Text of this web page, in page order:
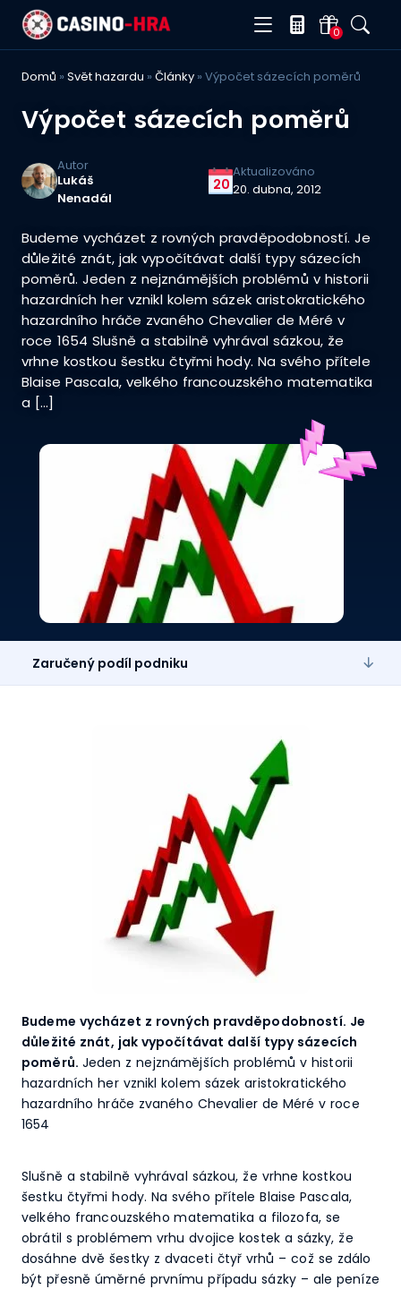
0
Domů » Svět hazardu » Články » Výpočet sázecích poměrů
Výpočet sázecích poměrů
Autor
Lukáš
Nenadál
20
Aktualizováno
20. dubna, 2012
Budeme vycházet z rovných pravděpodobností. Je
důležité znát, jak vypočítávat další typy sázecích
poměrů. Jeden z nejznámějších problémů v historii
hazardních her vznikl kolem sázek aristokratického
hazardního hráče zvaného Chevalier de Méré v
roce 1654 Slušně a stabilně vyhrával sázkou, že
vrhne kostkou šestku čtyřmi hody. Na svého přítele
Blaise Pascala, velkého francouzského matematika
a […]
Zaručený podíl podniku
Budeme vycházet z rovných pravděpodobností. Je
důležité znát, jak vypočítávat další typy sázecích
poměrů. Jeden z nejznámějších problémů v historii
hazardních her vznikl kolem sázek aristokratického
hazardního hráče zvaného Chevalier de Méré v roce
1654
Slušně a stabilně vyhrával sázkou, že vrhne kostkou
šestku čtyřmi hody. Na svého přítele Blaise Pascala,
velkého francouzského matematika a filozofa, se
obrátil s problémem vrhu dvojice kostek a sázky, že
dosáhne dvě šestky z dvaceti čtyř vrhů – což se zdálo
být přesně úměrné prvnímu případu sázky – ale peníze